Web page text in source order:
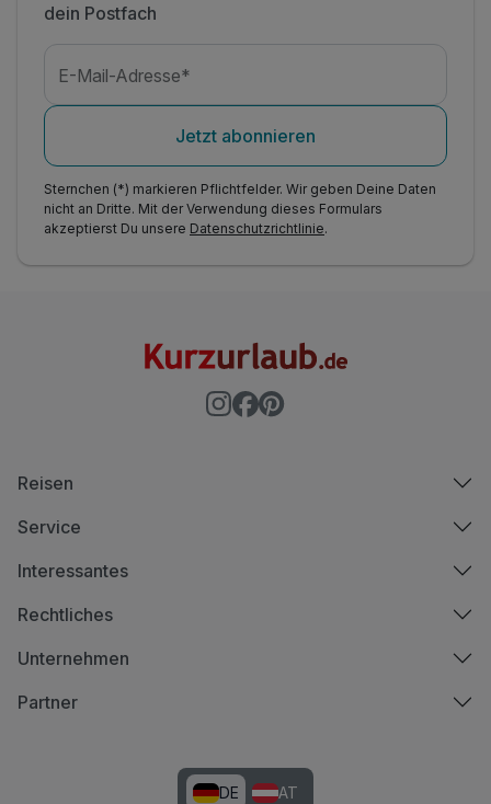
dein Postfach
E-Mail-Adresse*
Jetzt abonnieren
Sternchen (*) markieren Pflichtfelder. Wir geben Deine Daten
nicht an Dritte. Mit der Verwendung dieses Formulars
akzeptierst Du unsere Datenschutzrichtlinie.
Reisen
Service
Interessantes
Rechtliches
Unternehmen
Partner
DE AT